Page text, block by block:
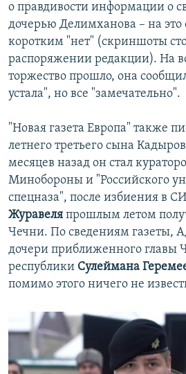
о правдивости информации о
дочерью Делимханова – на это
коротким "нет" (скриншоты
распоряжении редакции). На
торжество прошло, она
устала", но все "замечательно".
"Новая газета Европа" также
летнего третьего сына
месяцев назад он стал
Минобороны и "Российского
спецназа", после избиения в
Журавеля прошлым летом
Чечни. По сведениям газеты,
дочери приближенного главы
республики Сулеймана
помимо этого ничего не